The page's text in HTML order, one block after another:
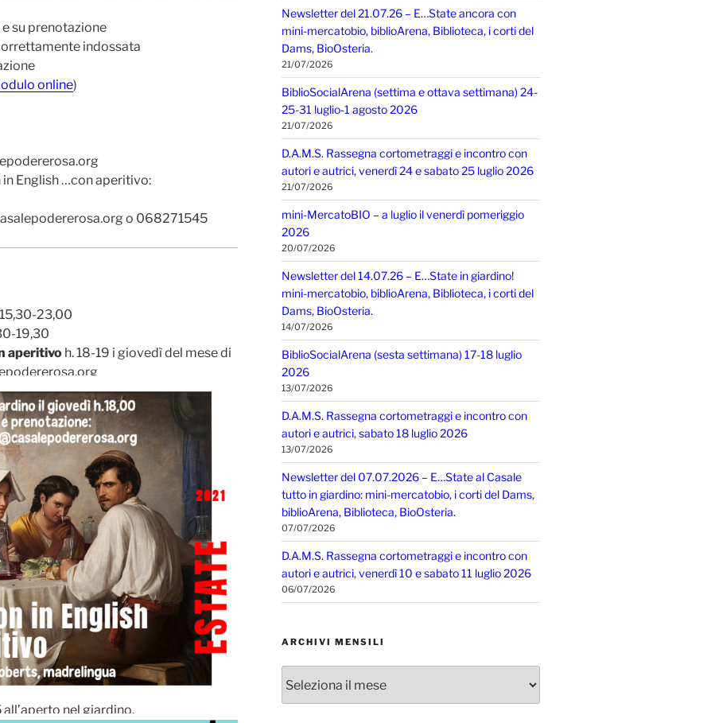
su prenotazione
indossata
online)
English …con aperitivo:
o 068271545
23,00
19,30
aperitivo h. 18-19 i giovedì del mese di
all’aperto nel giardino.
Newsletter del 21.07.26 – E…State ancora con
mini-mercatobio, biblioArena, Biblioteca, i corti del
Dams, BioOsteria.
21/07/2026
BiblioSocialArena (settima e ottava settimana) 24-
25-31 luglio-1 agosto 2026
21/07/2026
D.A.M.S. Rassegna cortometraggi e incontro con
autori e autrici, venerdì 24 e sabato 25 luglio 2026
21/07/2026
mini-MercatoBIO – a luglio il venerdì pomeriggio
2026
20/07/2026
Newsletter del 14.07.26 – E…State in giardino!
mini-mercatobio, biblioArena, Biblioteca, i corti del
Dams, BioOsteria.
14/07/2026
BiblioSocialArena (sesta settimana) 17-18 luglio
2026
13/07/2026
D.A.M.S. Rassegna cortometraggi e incontro con
autori e autrici, sabato 18 luglio 2026
13/07/2026
Newsletter del 07.07.2026 – E…State al Casale
tutto in giardino: mini-mercatobio, i corti del Dams,
biblioArena, Biblioteca, BioOsteria.
07/07/2026
D.A.M.S. Rassegna cortometraggi e incontro con
autori e autrici, venerdì 10 e sabato 11 luglio 2026
06/07/2026
ARCHIVI MENSILI
mensili